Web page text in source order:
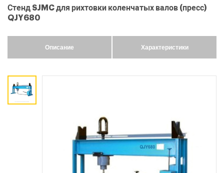
БРЕНДЫ
АКЦИИ
0 0
Коммерческий отдел:
+375 44788-40-13
+375 17
788-25-99
Стенд SJMC для рихтовки коленчатых валов (пресс)
QJY680
Описание Характеристики